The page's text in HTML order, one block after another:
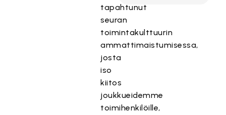
tapahtunut
seuran
toimintakulttuurin
ammattimaistumisessa,
josta
iso
kiitos
joukkueidemme
toimihenkilöille,